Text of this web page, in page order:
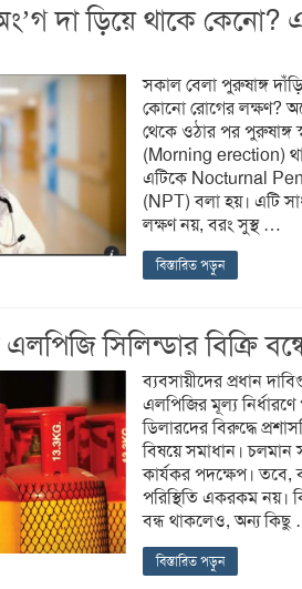
দা ড়িয়ে থাকে কেনো?
সকাল বেলা পুরুষাঙ্গ
কোনো রোগের লক্ষণ?
থেকে ওঠার পর পুরুষাঙ্গ
(Morning erection)
এটিকে Nocturnal
(NPT) বলা হয়। এটি
লক্ষণ নয়, বরং সুস্থ …
বিস্তারিত পড়ুন
সিলিন্ডার বিক্রি
ব্যবসায়ীদের প্রধান
এলপিজির মূল্য
ডিলারদের বিরুদ্ধে
বিষয়ে সমাধান।
কার্যকর পদক্ষেপ। তবে,
পরিস্থিতি একরকম নয়।
বন্ধ থাকলেও, অন্য কিছু
বিস্তারিত পড়ুন